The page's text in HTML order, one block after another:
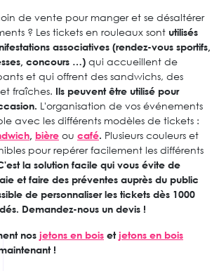
de vente pour manger et se désaltérer
? Les tickets en rouleaux sont utilisés
associatives (rendez-vous sportifs,
concours …) qui accueillent de
et qui offrent des sandwichs, des
fraîches. Ils peuvent être utilisé pour
L'organisation de vos événements
avec les différents modèles de tickets :
, bière ou café. Plusieurs couleurs et
pour repérer facilement les différents
la solution facile qui vous évite de
et faire des préventes auprès du public
de personnaliser les tickets dès 1000
Demandez-nous un devis !
nos jetons en bois etjetons en bois
!